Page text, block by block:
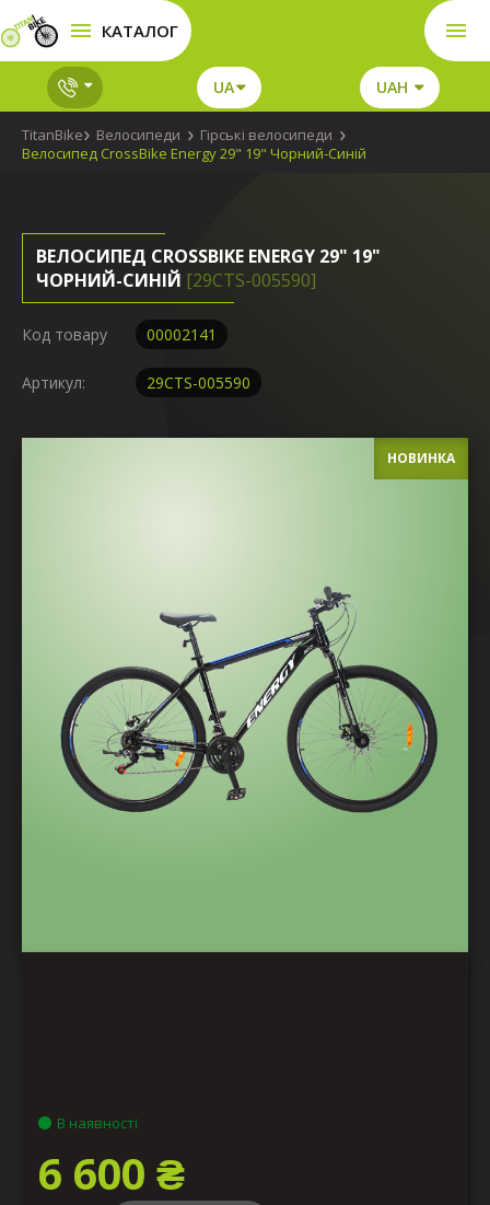
КАТАЛОГ
UA UAH
TitanBike Велосипеди
Гірські велосипеди
Велосипед CrossBike Energy 29" 19" Чорний-Синій
ВЕЛОСИПЕД CROSSBIKE ENERGY 29" 19"
ЧОРНИЙ-СИНІЙ [29СTS-005590]
Код товару 00002141
Артикул: 29СTS-005590
НОВИНКА
В наявності
6 600 ₴